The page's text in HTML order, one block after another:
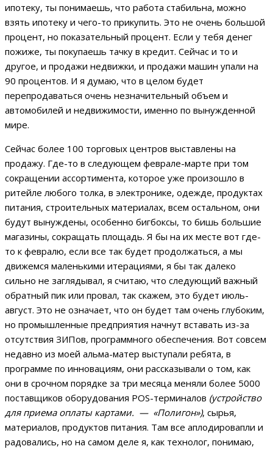
ипотеку, ты понимаешь, что работа стабильна, можно
взять ипотеку и чего-то прикупить. Это не очень большой
процент, но показательный процент. Если у тебя денег
пожиже, ты покупаешь тачку в кредит. Сейчас и то и
другое, и продажи недвижки, и продажи машин упали на
90 процентов. И я думаю, что в целом будет
перепродаваться очень незначительный объем и
автомобилей и недвижимости, именно по вынужденной
мире.
Сейчас более 100 торговых центров выставлены на
продажу. Где-то в следующем феврале-марте при том
сокращении ассортимента, которое уже произошло в
ритейле любого толка, в электронике, одежде, продуктах
питания, строительных материалах, всем остальном, они
будут вынуждены, особенно бигбоксы, то бишь большие
магазины, сокращать площадь. Я бы на их месте вот где-
то к февралю, если все так будет продолжаться, а мы
движемся маленькими итерациями, я бы так далеко
сильно не заглядывал, я считаю, что следующий важный
обратный пик или провал, так скажем, это будет июль-
август. Это не означает, что он будет там очень глубоким,
но промышленные предприятия начнут вставать из-за
отсутствия ЗИПов, программного обеспечения. Вот совсем
недавно из моей альма-матер выступали ребята, в
программе по инновациям, они рассказывали о том, как
они в срочном порядке за три месяца меняли более 5000
поставщиков оборудования POS-терминалов (устройство
для приема оплаты картами. — «Полигон»), сырья,
материалов, продуктов питания. Там все аплодировапли и
радовались, но на самом деле я, как технолог, понимаю,